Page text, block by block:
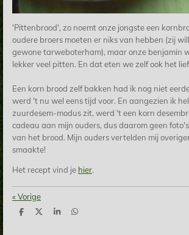
'Pittenbrood', zo noemt onze jongste een
oudere broers moeten er niks van hebben (zij
gewone tarweboterham), maar onze benjamin
lekker veel pitten. En dat eten we zelf ook het
Een korn brood zelf bakken had ik nog niet
werd 't nu wel eens tijd voor. En aangezien ik
zuurdesem-modus zit, werd 't een korn
cadeau aan mijn ouders, dus daarom geen
van het brood. Mijn ouders vertelden mij
smaakte!
Het recept vind je hier.
«Vorige
D
D
S
D